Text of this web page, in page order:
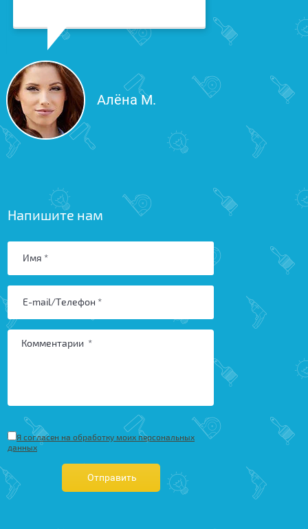
Алёна М.
золотом -
Вам спасибо!
Напишите нам
Я согласен на обработку моих персональных
данных
Отправить